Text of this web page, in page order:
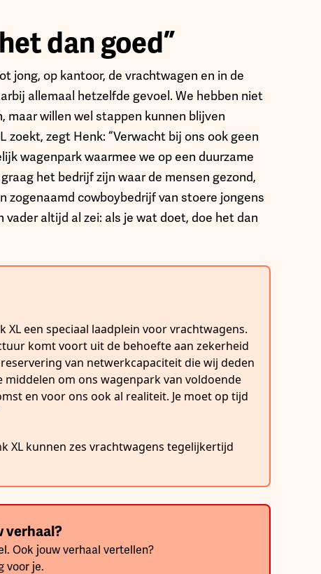
dan goed”
jong, op kantoor, de vrachtwagen en in de
allemaal hetzelfde gevoel. We hebben niet
maar willen wel stappen kunnen blijven
zoekt, zegt Henk: “Verwacht bij ons ook geen
wagenpark waarmee we op een duurzame
het bedrijf zijn waar de mensen gezond,
zogenaamd cowboybedrijf van stoere jongens
vader altijd al zei: als je wat doet, doe het dan
een speciaal laadplein voor vrachtwagens.
komt voort uit de behoefte aan zekerheid
van netwerkcapaciteit die wij deden
middelen om ons wagenpark van voldoende
en voor ons ook al realiteit. Je moet op tijd
XL kunnen zes vrachtwagens tegelijkertijd
verhaal?
Ook jouw verhaal vertellen?
voor je.